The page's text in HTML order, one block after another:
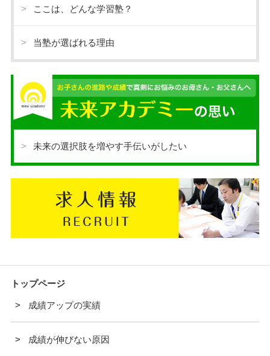
ここは、どんな学習塾？
当塾が選ばれる理由
未来の選択肢を増やす手伝いがしたい
トップページ
成績アップの実績
成績が伸びない原因